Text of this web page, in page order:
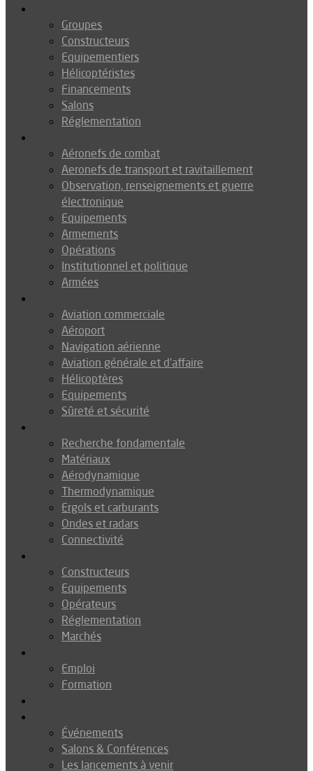
Groupes
Constructeurs
Equipementiers
Hélicoptéristes
Financements
Salons
Réglementation
Aéronefs de combat
Aeronefs de transport et ravitaillement
Observation, renseignements et guerre
électronique
Equipements
Armements
Opérations
Institutionnel et politique
Armées
Aviation commerciale
Aéroport
Navigation aérienne
Aviation générale et d’affaire
Hélicoptères
Equipements
Sûreté et sécurité
Recherche fondamentale
Matériaux
Aérodynamique
Thermodynamique
Ergols et carburants
Ondes et radars
Connectivité
Constructeurs
Equipements
Opérateurs
Réglementation
Marchés
Emploi
Formation
Événements
Salons & Conférences
Les lancements à venir